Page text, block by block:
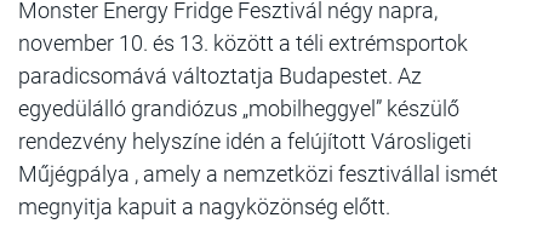
Monster Energy Fridge Fesztivál négy napra,
november 10. és 13. között a téli extrémsportok
paradicsomává változtatja Budapestet. Az
egyedülálló grandiózus „mobilheggyel” készülő
rendezvény helyszíne idén a felújított Városligeti
Műjégpálya , amely a nemzetközi fesztivállal ismét
megnyitja kapuit a nagyközönség előtt.